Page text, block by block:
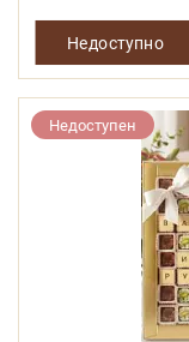
Недоступно
Недоступен